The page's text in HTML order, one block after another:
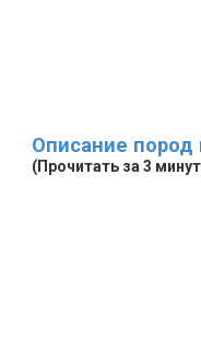
Описание пород
(Прочитать за 3